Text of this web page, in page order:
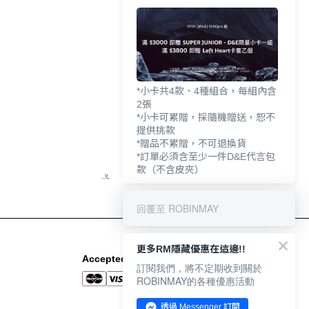
Accepted Payment Methods
*小卡共4款、4種組合，每組內含
2張
*小卡可累贈，採隨機贈送，恕不
提供挑款
*贈品不累贈，不可退換貨
*訂單必須含至少一件D&E代言包
款（不含皮夾）
回覆至 ROBINMAY
更多RM隱藏優惠在這邊!!
訂閱我們，將不定期收到關於
ROBINMAY的各種優惠活動
透過 Messenger 訂閱